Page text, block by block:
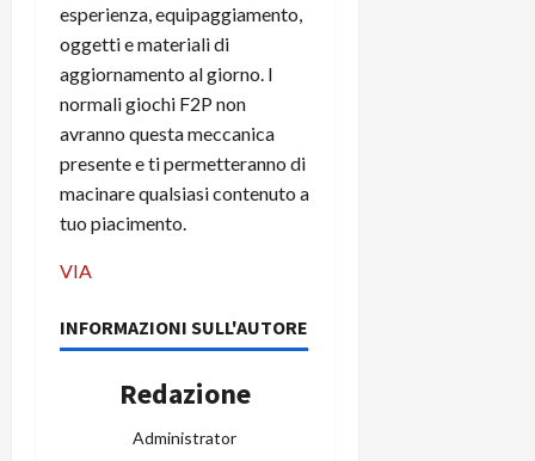
esperienza, equipaggiamento,
oggetti e materiali di
aggiornamento al giorno. I
normali giochi F2P non
avranno questa meccanica
presente e ti permetteranno di
macinare qualsiasi contenuto a
tuo piacimento.
VIA
INFORMAZIONI SULL'AUTORE
Redazione
Administrator